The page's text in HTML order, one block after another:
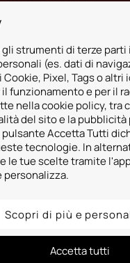
Srl. Tutti i diritti riservati.
trasparenza assicurativa
strumenti di terze
(es. dati di
Cookie, Pixel, Tags o
il funzionamento e per il
nella cookie policy, tra
del sito e la pubblicità
Accetta Tutti
tecnologie. In
le tue scelte tramite
personalizza.
Scopri di più e
Accetta tutti